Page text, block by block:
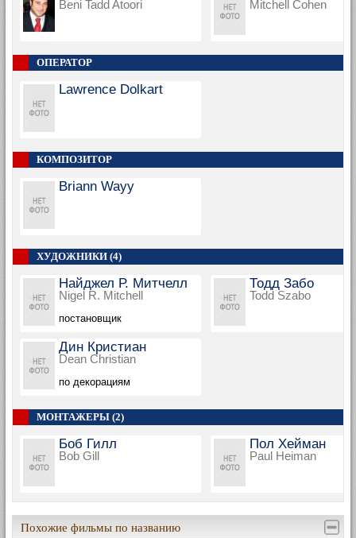
Beni Tadd Atoori Mitchell Cohen
ОПЕРАТОР
Lawrence Dolkart
КОМПОЗИТОР
Briann Wayy
ХУДОЖНИКИ (4)
Найджел Р. Митчелл
Nigel R. Mitchell
постановщик
Тодд Забо
Todd Szabo
Дин Кристиан
Dean Christian
по декорациям
МОНТАЖЕРЫ (2)
Боб Гилл
Bob Gill
Пол Хейман
Paul Heiman
Похожие фильмы по названию